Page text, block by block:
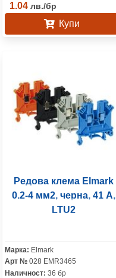
1.04 лв./бр
Купи
Редова клема Elmark
0.2-4 мм2, черна, 41 A,
LTU2
Марка: Elmark
Арт № 028 EMR3465
Наличност: 36 бр